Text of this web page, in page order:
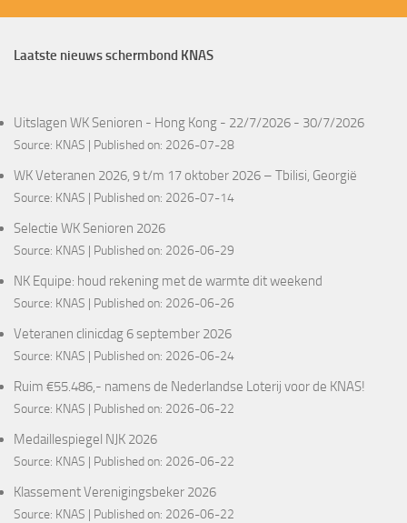
Laatste nieuws schermbond KNAS
Uitslagen WK Senioren - Hong Kong - 22/7/2026 - 30/7/2026
Source: KNAS Published on: 2026-07-28
WK Veteranen 2026, 9 t/m 17 oktober 2026 – Tbilisi, Georgië
Source: KNAS Published on: 2026-07-14
Selectie WK Senioren 2026
Source: KNAS Published on: 2026-06-29
NK Equipe: houd rekening met de warmte dit weekend
Source: KNAS Published on: 2026-06-26
Veteranen clinicdag 6 september 2026
Source: KNAS Published on: 2026-06-24
Ruim €55.486,- namens de Nederlandse Loterij voor de KNAS!
Source: KNAS Published on: 2026-06-22
Medaillespiegel NJK 2026
Source: KNAS Published on: 2026-06-22
Klassement Verenigingsbeker 2026
Source: KNAS Published on: 2026-06-22